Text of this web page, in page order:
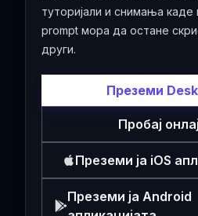
туторијали и снимања
prompt мора да остане
други.
Преземи
Пробај
Преземи ја iOS
Преземи ја Android